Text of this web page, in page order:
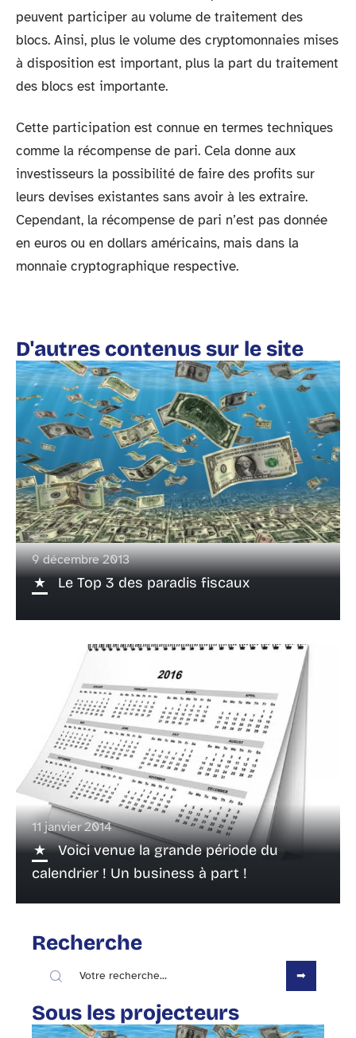
peuvent participer au volume de traitement des
blocs. Ainsi, plus le volume des cryptomonnaies mises
à disposition est important, plus la part du traitement
des blocs est importante.
Cette participation est connue en termes techniques
comme la récompense de pari. Cela donne aux
investisseurs la possibilité de faire des profits sur
leurs devises existantes sans avoir à les extraire.
Cependant, la récompense de pari n’est pas donnée
en euros ou en dollars américains, mais dans la
monnaie cryptographique respective.
D'autres contenus sur le site
9 décembre 2013
Le Top 3 des paradis fiscaux
11 janvier 2014
Voici venue la grande période du
calendrier ! Un business à part !
Recherche
Sous les projecteurs